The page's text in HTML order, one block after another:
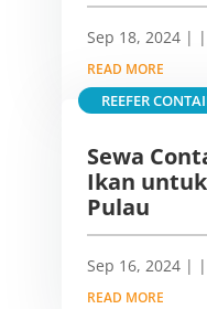
Sep 18, 2024|
READ MORE
Sewa
Ikan
Pulau
Sep 16, 2024|
REEFER
READ MORE